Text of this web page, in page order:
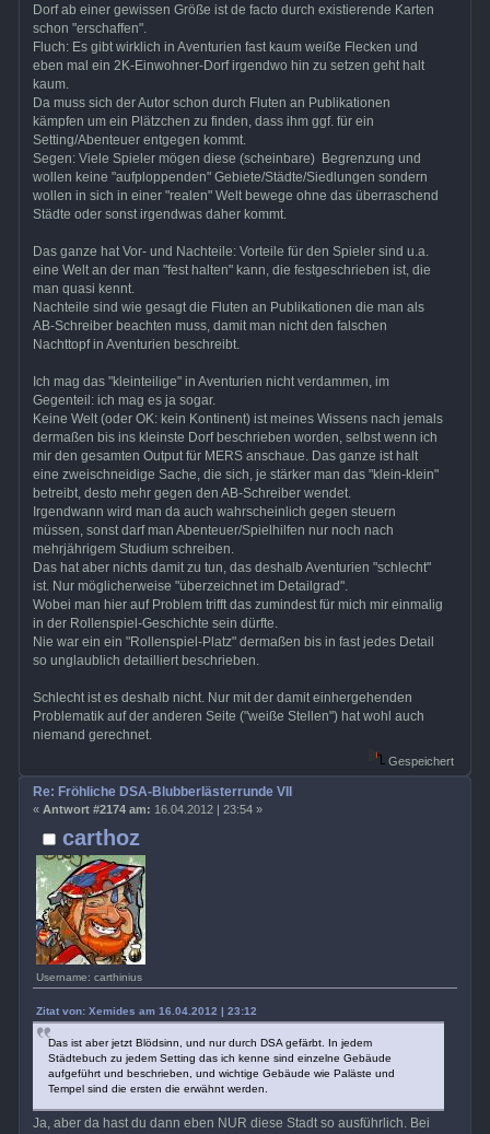
Dorf ab einer gewissen Größe ist de facto durch existierende Karten
schon "erschaffen".
Fluch: Es gibt wirklich in Aventurien fast kaum weiße Flecken und
eben mal ein 2K-Einwohner-Dorf irgendwo hin zu setzen geht halt
kaum.
Da muss sich der Autor schon durch Fluten an Publikationen
kämpfen um ein Plätzchen zu finden, dass ihm ggf. für ein
Setting/Abenteuer entgegen kommt.
Segen: Viele Spieler mögen diese (scheinbare) Begrenzung und
wollen keine "aufploppenden" Gebiete/Städte/Siedlungen sondern
wollen in sich in einer "realen" Welt bewege ohne das überraschend
Städte oder sonst irgendwas daher kommt.
Das ganze hat Vor- und Nachteile: Vorteile für den Spieler sind u.a.
eine Welt an der man "fest halten" kann, die festgeschrieben ist, die
man quasi kennt.
Nachteile sind wie gesagt die Fluten an Publikationen die man als
AB-Schreiber beachten muss, damit man nicht den falschen
Nachttopf in Aventurien beschreibt.
Ich mag das "kleinteilige" in Aventurien nicht verdammen, im
Gegenteil: ich mag es ja sogar.
Keine Welt (oder OK: kein Kontinent) ist meines Wissens nach jemals
dermaßen bis ins kleinste Dorf beschrieben worden, selbst wenn ich
mir den gesamten Output für MERS anschaue. Das ganze ist halt
eine zweischneidige Sache, die sich, je stärker man das "klein-klein"
betreibt, desto mehr gegen den AB-Schreiber wendet.
Irgendwann wird man da auch wahrscheinlich gegen steuern
müssen, sonst darf man Abenteuer/Spielhilfen nur noch nach
mehrjährigem Studium schreiben.
Das hat aber nichts damit zu tun, das deshalb Aventurien "schlecht"
ist. Nur möglicherweise "überzeichnet im Detailgrad".
Wobei man hier auf Problem trifft das zumindest für mich mir einmalig
in der Rollenspiel-Geschichte sein dürfte.
Nie war ein ein "Rollenspiel-Platz" dermaßen bis in fast jedes Detail
so unglaublich detailliert beschrieben.
Schlecht ist es deshalb nicht. Nur mit der damit einhergehenden
Problematik auf der anderen Seite ("weiße Stellen") hat wohl auch
niemand gerechnet.
Gespeichert
carthoz
Username: carthinius
Re: Fröhliche DSA-Blubberlästerrunde VII
« Antwort #2174 am: 16.04.2012 | 23:54 »
Zitat von: Xemides am 16.04.2012 | 23:12
Das ist aber jetzt Blödsinn, und nur durch DSA gefärbt. In jedem
Städtebuch zu jedem Setting das ich kenne sind einzelne Gebäude
aufgeführt und beschrieben, und wichtige Gebäude wie Paläste und
Tempel sind die ersten die erwähnt werden.
Ja, aber da hast du dann eben NUR diese Stadt so ausführlich. Bei